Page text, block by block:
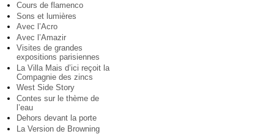
Cours de flamenco
Sons et lumières
Avec l’Acro
Avec l’Amazir
Visites de grandes
expositions parisiennes
La Villa Mais d’ici reçoit la
Compagnie des zincs
West Side Story
Contes sur le thème de
l’eau
Dehors devant la porte
La Version de Browning